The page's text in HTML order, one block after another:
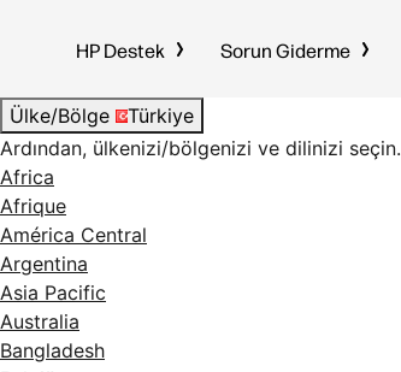
HP Destek Sorun Giderme
Ülke/Bölge
Türkiye
Ardından, ülkenizi/bölgenizi ve dilinizi seçin.
Africa
Afrique
América Central
Argentina
Asia Pacific
Australia
Bangladesh